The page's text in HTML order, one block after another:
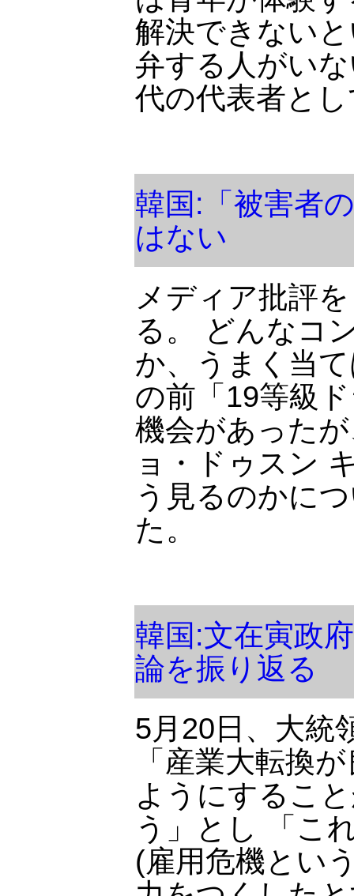
解決できない
弁する人がい
代の代表者と
韓国:「被害者
はない
メディア批評
る。 どんなコ
か、うまく当
の前「19等級
機会があった
ョ・ドゥスン
う見るのかに
た。
韓国:文在寅政
論を振り返る
5月20日、大統
「産業大転換
ようにするこ
う」とし 「こ
(雇用危機とい